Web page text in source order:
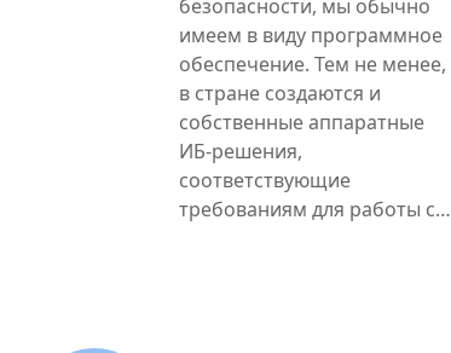
безопасности, мы обычно
имеем в виду программное
обеспечение. Тем не менее,
в стране создаются и
собственные аппаратные
ИБ-решения,
соответствующие
требованиям для работы с…